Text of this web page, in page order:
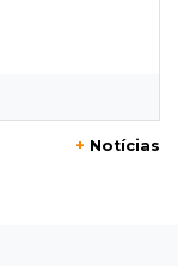
jogo que
+ Notícias